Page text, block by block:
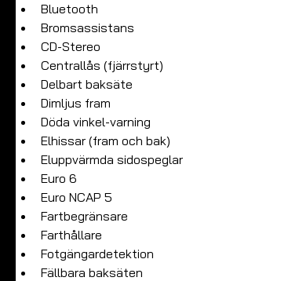
Bluetooth
Bromsassistans
CD-Stereo
Centrallås (fjärrstyrt)
Delbart baksäte
Dimljus fram
Döda vinkel-varning
Elhissar (fram och bak)
Eluppvärmda sidospeglar
Euro 6
Euro NCAP 5
Fartbegränsare
Farthållare
Fotgängardetektion
Fällbara baksäten